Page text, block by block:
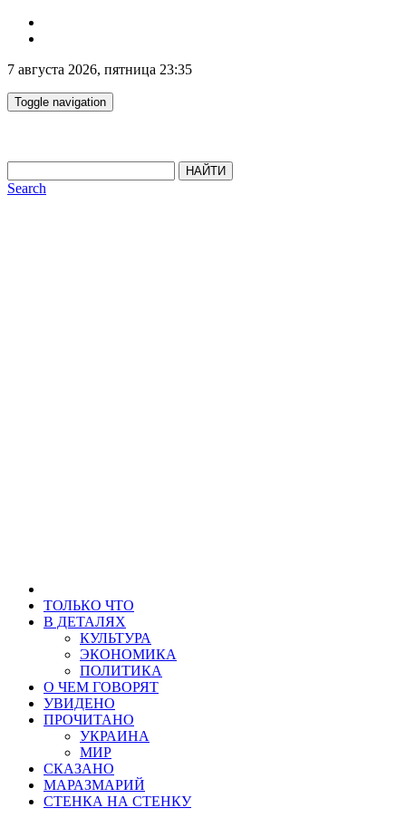
7 августа 2026, пятница 23:35
Toggle navigation
НАЙТИ
Search
ТОЛЬКО ЧТО
В ДЕТАЛЯХ
КУЛЬТУРА
ЭКОНОМИКА
ПОЛИТИКА
О ЧЕМ ГОВОРЯТ
УВИДЕНО
ПРОЧИТАНО
УКРАИНА
МИР
СКАЗАНО
МАРАЗМАРИЙ
СТЕНКА НА СТЕНКУ